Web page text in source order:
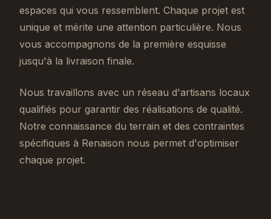
espaces qui vous ressemblent. Chaque projet est
unique et mérite une attention particulière. Nous
vous accompagnons de la première esquisse
jusqu'à la livraison finale.
Nous travaillons avec un réseau d'artisans locaux
qualifiés pour garantir des réalisations de qualité.
Notre connaissance du terrain et des contraintes
spécifiques à Renaison nous permet d'optimiser
chaque projet.